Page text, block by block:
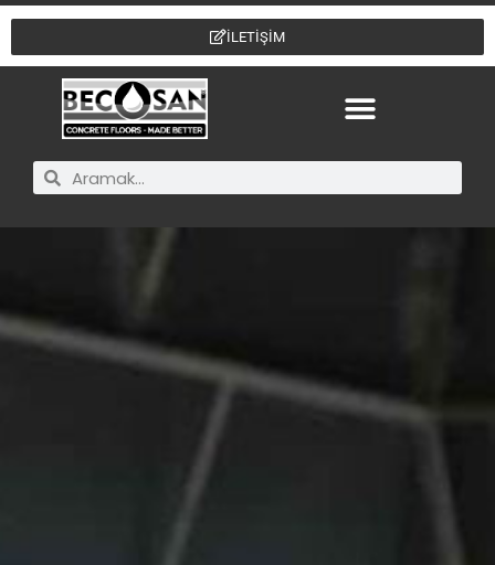
İLETİŞİM